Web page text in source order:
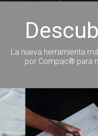
La nueva herramienta
por Compac® para